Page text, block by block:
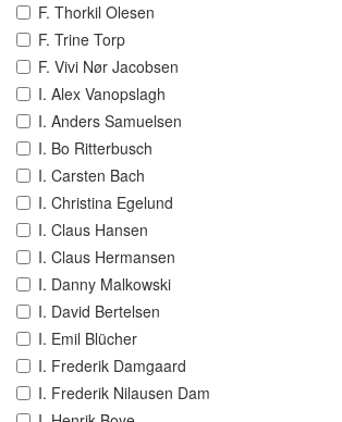
F. Thorkil Olesen
F. Trine Torp
F. Vivi Nør Jacobsen
I. Alex Vanopslagh
I. Anders Samuelsen
I. Bo Ritterbusch
I. Carsten Bach
I. Christina Egelund
I. Claus Hansen
I. Claus Hermansen
I. Danny Malkowski
I. David Bertelsen
I. Emil Blücher
I. Frederik Damgaard
I. Frederik Nilausen Dam